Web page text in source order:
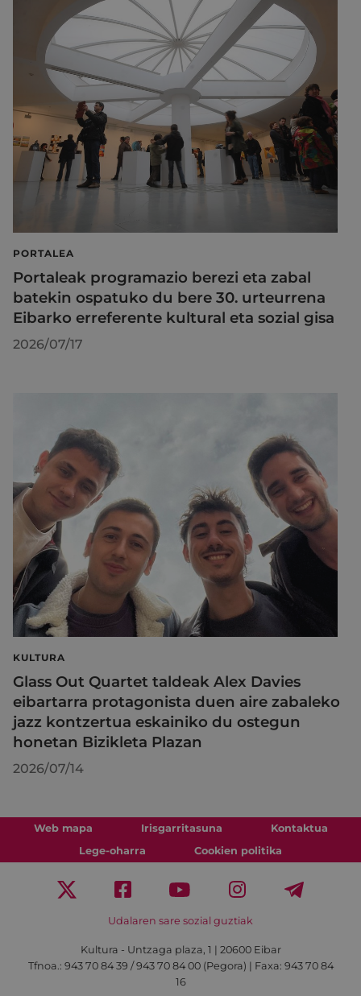
PORTALEA
Portaleak programazio berezi eta zabal
batekin ospatuko du bere 30. urteurrena
Eibarko erreferente kultural eta sozial gisa
2026/07/17
KULTURA
Glass Out Quartet taldeak Alex Davies
eibartarra protagonista duen aire zabaleko
jazz kontzertua eskainiko du ostegun
honetan Bizikleta Plazan
2026/07/14
Web mapa Irisgarritasuna
Kontaktua
Lege-oharra
Cookien politika
Udalaren sare sozial guztiak
Kultura - Untzaga plaza, 1 | 20600 Eibar
Tfnoa.: 943 70 84 39 / 943 70 84 00 (Pegora) | Faxa: 943 70 84
16